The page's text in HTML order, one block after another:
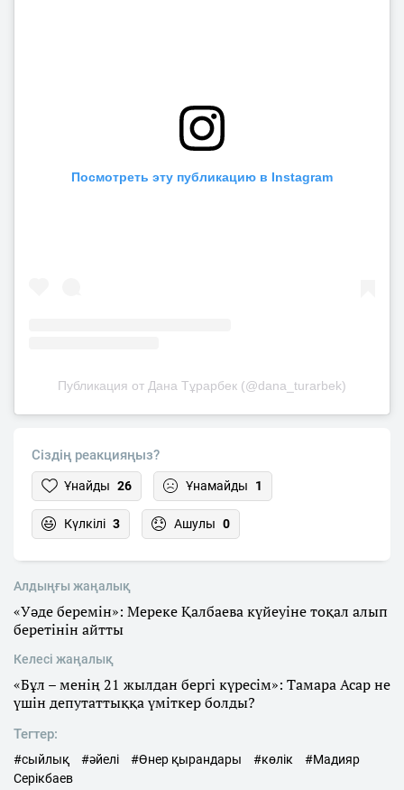
Посмотреть эту публикацию в Instagram
Публикация от Дана Тұрарбек (@dana_turarbek)
Сіздің реакцияңыз?
Ұнайды 26 Ұнамайды 1
Күлкілі 3 Ашулы 0
Алдыңғы жаңалық
«Уәде беремін»: Мереке Қалбаева күйеуіне тоқал алып
беретінін айтты
Келесі жаңалық
«Бұл – менің 21 жылдан бергі күресім»: Тамара Асар не
үшін депутаттыққа үміткер болды?
Тегтер:
#сыйлық #әйелі #Өнер қырандары #көлік
#Мадияр
Серікбаев